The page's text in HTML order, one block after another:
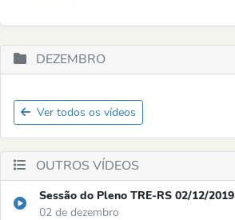
DEZEMBRO
Ver todos os vídeos
OUTROS VÍDEOS
Sessão do Pleno TRE-RS 02/12/2019
02 de dezembro